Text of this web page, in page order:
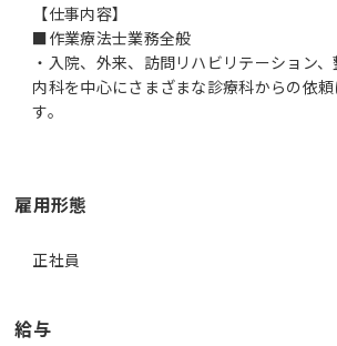
【仕事内容】
■作業療法士業務全般
・入院、外来、訪問リハビリテーション
内科を中心にさまざまな診療科からの依
す。
雇用形態
正社員
給与